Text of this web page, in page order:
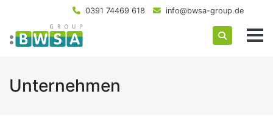
0391 74469 618 info@bwsa-group.de
Unternehmen